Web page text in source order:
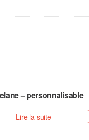
– personnalisable
Lire la suite